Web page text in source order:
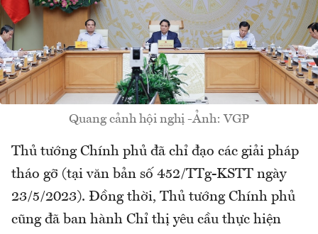
Quang cảnh hội nghị -Ảnh: VGP
Thủ tướng Chính phủ đã chỉ đạo các giải pháp
tháo gỡ (tại văn bản số 452/TTg-KSTT ngày
23/5/2023). Đồng thời, Thủ tướng Chính phủ
cũng đã ban hành Chỉ thị yêu cầu thực hiện